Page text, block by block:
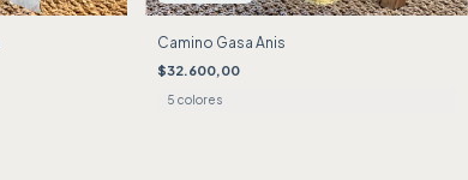
Camino Gasa Anis
$32.600,00
5 colores